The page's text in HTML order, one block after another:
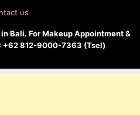
us
Bali. For Makeup Appointment &
+62 812-9000-7363 (Tsel)